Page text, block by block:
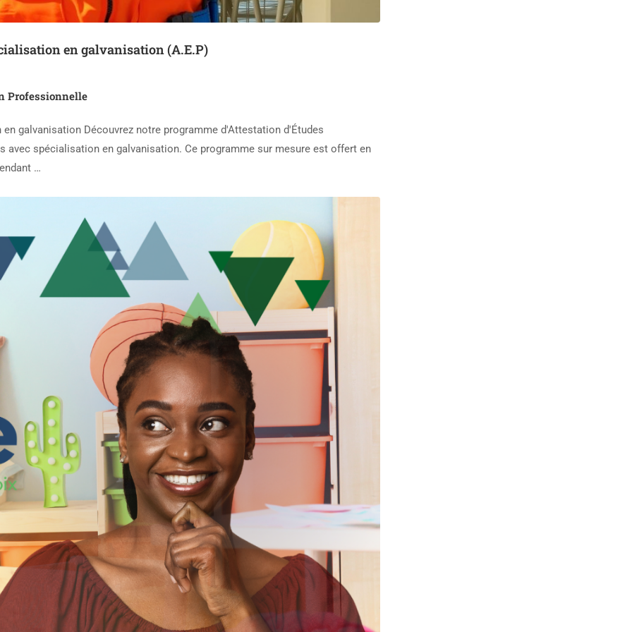
en galvanisation (A.E.P)
Professionnelle
galvanisation Découvrez notre programme d'Attestation d'Études
avec spécialisation en galvanisation. Ce programme sur mesure est offert en
…